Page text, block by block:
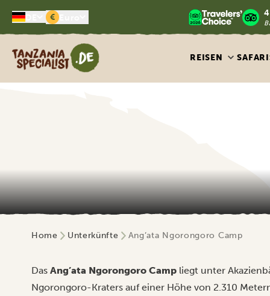
€
Tanzania Specialist
REISEN
Home Unterkünfte Ang’ata Ngorongoro Camp
Das Ang’ata Ngorongoro Camp liegt unter
Ngorongoro-Kraters auf einer Höhe von 2.310